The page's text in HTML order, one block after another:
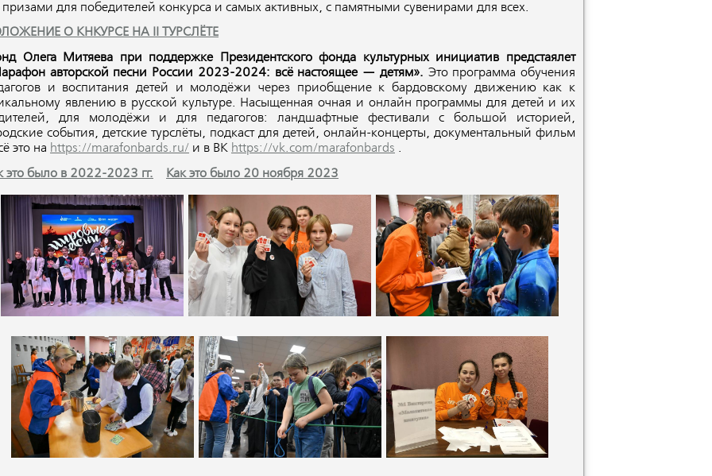
призами для победителей конкурса и самых активных, с памятными сувенирами для всех.
О КНКУРСЕ НА II ТУРСЛЁТЕ
Олега Митяева при поддержке Президентского фонда культурных инициатив предстаялет
авторской песни России 2023-2024: всё настоящее — детям». Это программа обучения
и воспитания детей и молодёжи через приобщение к бардовскому движению как к
явлению в русской культуре. Насыщенная очная и онлайн программы для детей и их
для молодёжи и для педагогов: ландшафтные фестивали с большой историей,
события, детские турслёты, подкаст для детей, онлайн-концерты, документальный фильм
это на https://marafonbards.ru/ и в ВК https://vk.com/marafonbards .
это было в 2022-2023 гг.
Как это было 20 ноября 2023